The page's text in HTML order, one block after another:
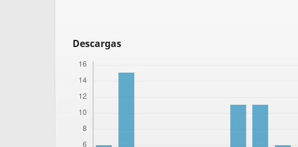
Descargas